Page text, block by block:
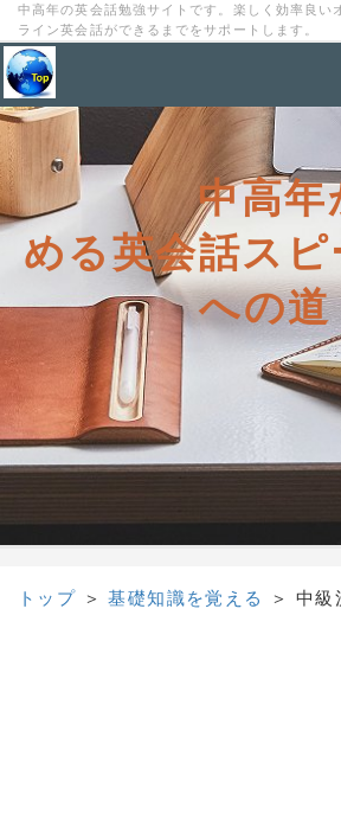
中高年の英会話勉強サイトです。楽しく効率良い
ライン英会話ができるまでをサポートします。
中高年か
める英会話ス
への道
トップ ＞基礎知識を覚える ＞ 中級